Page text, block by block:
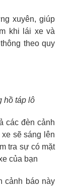
xuyên, giúp
khi lái xe và
theo quy
hồ táp lô
các đèn cảnh
sẽ sáng lên
tra sự có mặt
của bạn
cảnh báo này